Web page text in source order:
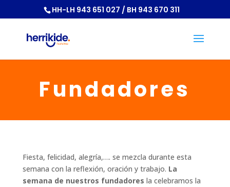
HH-LH 943 651 027 / BH 943 670 311
Fundadores
Fiesta, felicidad, alegría,…. se mezcla durante esta
semana con la reflexión, oración y trabajo. La
semana de nuestros fundadores la celebramos la